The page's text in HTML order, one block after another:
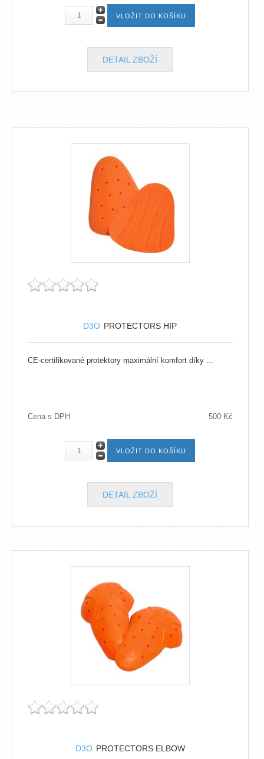
DETAIL ZBOŽÍ
D3O PROTECTORS HIP
CE-certifikované protektory maximální komfort díky ...
Cena s DPH 500 Kč
DETAIL ZBOŽÍ
D3O PROTECTORS ELBOW